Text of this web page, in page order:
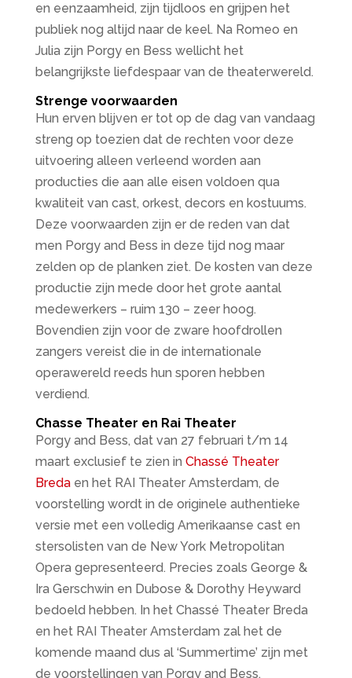
en eenzaamheid, zijn tijdloos en grijpen het
publiek nog altijd naar de keel. Na Romeo en
Julia zijn Porgy en Bess wellicht het
belangrijkste liefdespaar van de theaterwereld.
Strenge voorwaarden
Hun erven blijven er tot op de dag van vandaag
streng op toezien dat de rechten voor deze
uitvoering alleen verleend worden aan
producties die aan alle eisen voldoen qua
kwaliteit van cast, orkest, decors en kostuums.
Deze voorwaarden zijn er de reden van dat
men Porgy and Bess in deze tijd nog maar
zelden op de planken ziet. De kosten van deze
productie zijn mede door het grote aantal
medewerkers – ruim 130 – zeer hoog.
Bovendien zijn voor de zware hoofdrollen
zangers vereist die in de internationale
operawereld reeds hun sporen hebben
verdiend.
Chasse Theater en Rai Theater
Porgy and Bess, dat van 27 februari t/m 14
maart exclusief te zien in Chassé Theater
Bredaen het RAI Theater Amsterdam, de
voorstelling wordt in de originele authentieke
versie met een volledig Amerikaanse cast en
stersolisten van de New York Metropolitan
Opera gepresenteerd. Precies zoals George &
Ira Gerschwin en Dubose & Dorothy Heyward
bedoeld hebben. In het Chassé Theater Breda
en het RAI Theater Amsterdam zal het de
komende maand dus al ‘Summertime’ zijn met
de voorstellingen van Porgy and Bess.